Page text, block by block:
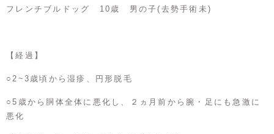
フレンチブルドッグ 10歳 男の子(去勢手術未)
【経過】
○2~3歳頃から湿疹、円形脱毛
○5歳から胴体全体に悪化し、２ヵ月前から腕・足にも急激に
悪化